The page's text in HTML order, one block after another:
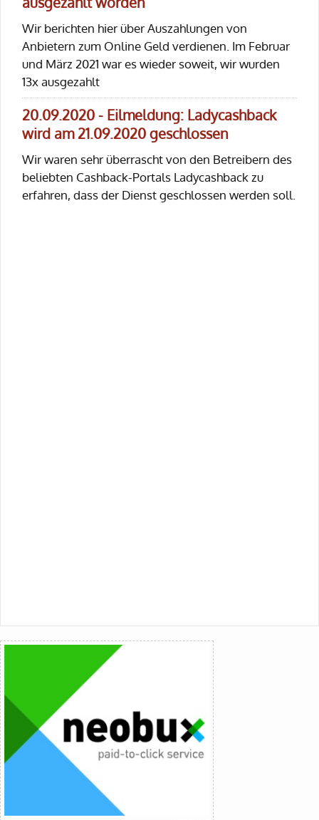
Wir berichten hier über Auszahlungen von
Anbietern zum Online Geld verdienen. Im Februar
und März 2021 war es wieder soweit, wir wurden
13x ausgezahlt
20.09.2020 - Eilmeldung: Ladycashback
wird am 21.09.2020 geschlossen
Wir waren sehr überrascht von den Betreibern des
beliebten Cashback-Portals Ladycashback zu
erfahren, dass der Dienst geschlossen werden soll.